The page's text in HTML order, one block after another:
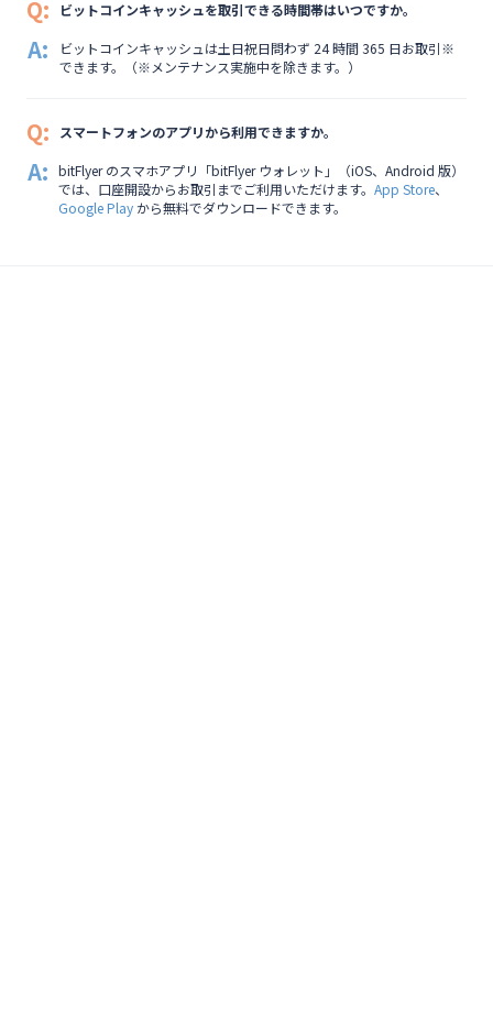
Q: ビットコインキャッシュを取引できる時間帯はいつですか。
A:
ビットコインキャッシュは土日祝日問わず 24 時間 365 日お取引※
できます。（※メンテナンス実施中を除きます。）
Q: スマートフォンのアプリから利用できますか。
A: bitFlyer のスマホアプリ「bitFlyer ウォレット」（iOS、Android 版）
では、口座開設からお取引までご利用いただけます。App Store、
Google Play から無料でダウンロードできます。